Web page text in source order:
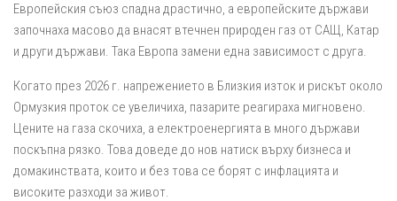
Европейския съюз спадна драстично, а европейските държави
започнаха масово да внасят втечнен природен газ от САЩ, Катар
и други държави. Така Европа замени една зависимост с друга.
Когато през 2026 г. напрежението в Близкия изток и рискът около
Ормузкия проток се увеличиха, пазарите реагираха мигновено.
Цените на газа скочиха, а електроенергията в много държави
поскъпна рязко. Това доведе до нов натиск върху бизнеса и
домакинствата, които и без това се борят с инфлацията и
високите разходи за живот.